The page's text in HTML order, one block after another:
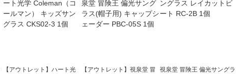
【アウトレット】ハート光
【アウトレット】視泉堂 冒
視泉堂 冒険王 偏光サングラ